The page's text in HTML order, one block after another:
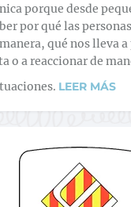
porque desde
por qué las
qué nos lleva a
o a reaccionar de
LEER MÁS